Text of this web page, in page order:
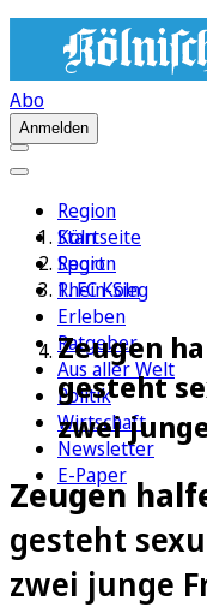
Abo
Anmelden
Region
Köln
Sport
1. FC Köln
Erleben
Ratgeber
Aus aller Welt
Politik
Wirtschaft
Newsletter
E-Paper
Startseite
Region
Rhein-Sieg
Zeugen
gesteht
zwei
Zeugen
gesteht
zwei junge